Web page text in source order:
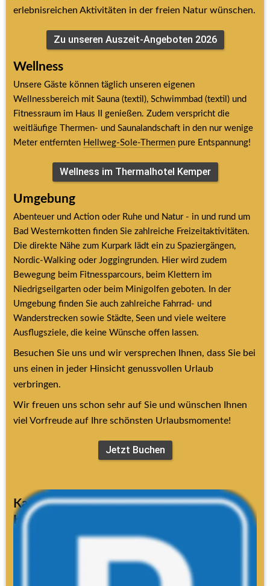
erlebnisreichen Aktivitäten in der freien Natur wünschen.
Zu unseren Auszeit-Angeboten 2026
Wellness
Unsere Gäste können täglich unseren eigenen
Wellnessbereich mit Sauna (textil), Schwimmbad (textil) und
Fitnessraum im Haus II genießen. Zudem verspricht die
weitläufige Thermen- und Saunalandschaft in den nur wenige
Meter entfernten Hellweg-Sole-Thermen pure Entspannung!
Wellness im Thermalhotel Kemper
Umgebung
Abenteuer und Action oder Ruhe und Natur - in und rund um
Bad Westernkotten finden Sie zahlreiche Freizeitaktivitäten.
Die direkte Nähe zum Kurpark lädt ein zu Spaziergängen,
Nordic-Walking oder Joggingrunden. Hier wird zudem
Bewegung beim Fitnessparcours, beim Klettern im
Niedrigseilgarten oder beim Minigolfen geboten. In der
Umgebung finden Sie auch zahlreiche Fahrrad- und
Wanderstrecken sowie Städte, Seen und viele weitere
Ausflugsziele, die keine Wünsche offen lassen.
Besuchen Sie uns und wir versprechen Ihnen, dass Sie bei
uns einen in jeder Hinsicht genussvollen Urlaub
verbringen.
Wir freuen uns schon sehr auf Sie und wünschen Ihnen
viel Vorfreude auf Ihre schönsten Urlaubsmomente!
Jetzt Buchen
Kamera-Parksystem auf dem
Hotelparkplatz
Bei der Einfahrt wird Ihr Kfz-Kennzeichen automatisch